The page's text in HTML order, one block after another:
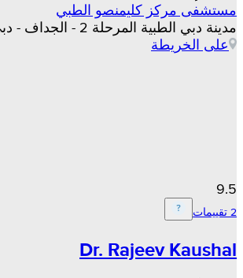
مستشفى مركز كليمنصو الطبي
مدينة دبي الطبية المرحلة 2 - الجداف - دبي, دبي
على الخريطة
9.5
Dr. Rajeev Kaushal